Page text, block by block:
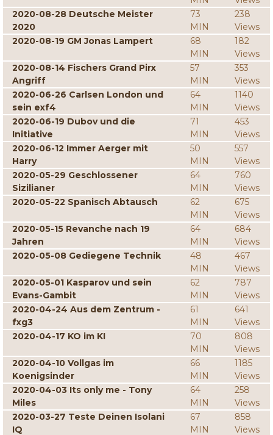
2020-08-28 Deutsche Meister
2020
73
MIN
238
Views
2020-08-19 GM Jonas Lampert
68
MIN
182
Views
2020-08-14 Fischers Grand Pirx
Angriff
57
MIN
353
Views
2020-06-26 Carlsen London und
sein exf4
64
MIN
1140
Views
2020-06-19 Dubov und die
Initiative
71
MIN
453
Views
2020-06-12 Immer Aerger mit
Harry
50
MIN
557
Views
2020-05-29 Geschlossener
Sizilianer
64
MIN
760
Views
2020-05-22 Spanisch Abtausch
62
MIN
675
Views
2020-05-15 Revanche nach 19
Jahren
64
MIN
684
Views
2020-05-08 Gediegene Technik
48
MIN
467
Views
2020-05-01 Kasparov und sein
Evans-Gambit
62
MIN
787
Views
2020-04-24 Aus dem Zentrum -
fxg3
61
MIN
641
Views
2020-04-17 KO im KI
70
MIN
808
Views
2020-04-10 Vollgas im
Koenigsinder
66
MIN
1185
Views
2020-04-03 Its only me - Tony
Miles
64
MIN
258
Views
2020-03-27 Teste Deinen Isolani
IQ
67
MIN
858
Views